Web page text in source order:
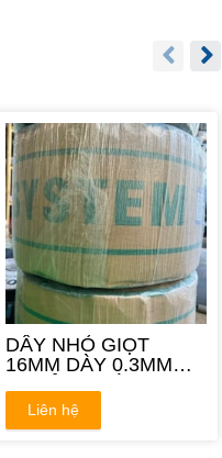
DÂY NHỎ GIỌT
16MM DÀY 0.3MM
30CM
Liên hệ